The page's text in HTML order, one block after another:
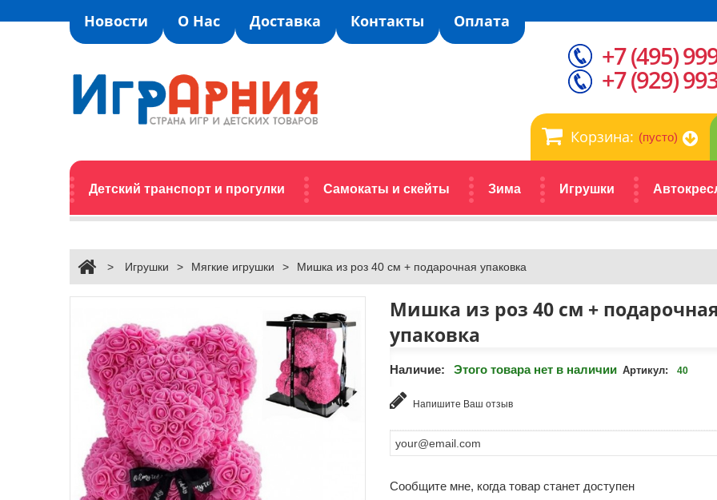
Новости О Нас Доставка Контакты Оплата
Корзина: (пусто)
Детский транспорт и прогулки Самокаты и скейты Зима Игрушки
+7 (495)
+7 (929)
> Игрушки > Мягкие игрушки > Мишка из роз 40 см + подарочная упаковка
Мишка из роз 40 см + подарочная
упаковка
Наличие: Этого товара нет в наличии Артикул: 40
Напишите Ваш отзыв
Сообщите мне, когда товар станет доступен